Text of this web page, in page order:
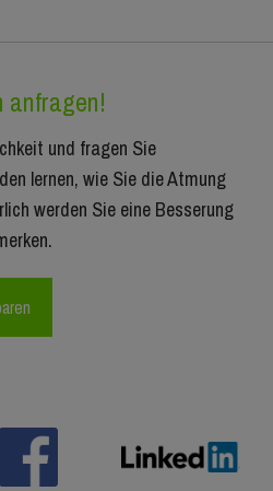
anfragen!
und fragen Sie
lernen, wie Sie die Atmung
werden Sie eine Besserung